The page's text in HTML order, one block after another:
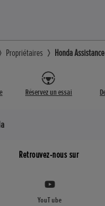
Propriétaires Honda Assistance
Réservez un essai
Retrouvez-nous sur
YouTube